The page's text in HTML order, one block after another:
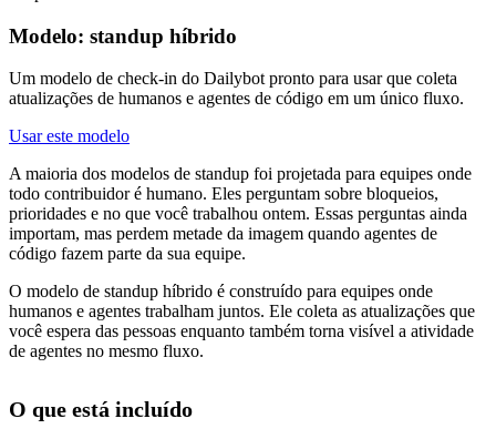
Modelo: standup híbrido
Um modelo de check-in do Dailybot pronto para usar que coleta
atualizações de humanos e agentes de código em um único fluxo.
Usar este modelo
A maioria dos modelos de standup foi projetada para equipes onde
todo contribuidor é humano. Eles perguntam sobre bloqueios,
prioridades e no que você trabalhou ontem. Essas perguntas ainda
importam, mas perdem metade da imagem quando agentes de
código fazem parte da sua equipe.
O modelo de standup híbrido é construído para equipes onde
humanos e agentes trabalham juntos. Ele coleta as atualizações que
você espera das pessoas enquanto também torna visível a atividade
de agentes no mesmo fluxo.
O que está incluído